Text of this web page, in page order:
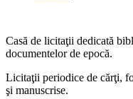
Casă de licitaţii dedicată
documentelor de epocă.
Licitaţii periodice de cărţi,
şi manuscrise.